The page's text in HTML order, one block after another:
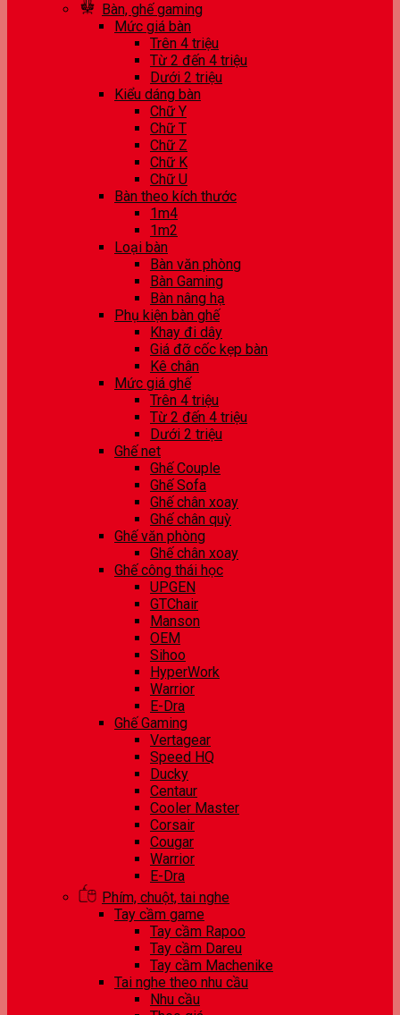
Bàn, ghế gaming
Mức giá bàn
Trên 4 triệu
Từ 2 đến 4 triệu
Dưới 2 triệu
Kiểu dáng bàn
Chữ Y
Chữ T
Chữ Z
Chữ K
Chữ U
Bàn theo kích thước
1m4
1m2
Loại bàn
Bàn văn phòng
Bàn Gaming
Bàn nâng hạ
Phụ kiện bàn ghế
Khay đi dây
Giá đỡ cốc kẹp bàn
Kê chân
Mức giá ghế
Trên 4 triệu
Từ 2 đến 4 triệu
Dưới 2 triệu
Ghế net
Ghế Couple
Ghế Sofa
Ghế chân xoay
Ghế chân quỳ
Ghế văn phòng
Ghế chân xoay
Ghế công thái học
UPGEN
GTChair
Manson
OEM
Sihoo
HyperWork
Warrior
E-Dra
Ghế Gaming
Vertagear
Speed HQ
Ducky
Centaur
Cooler Master
Corsair
Cougar
Warrior
E-Dra
Phím, chuột, tai nghe
Tay cầm game
Tay cầm Rapoo
Tay cầm Dareu
Tay cầm Machenike
Tai nghe theo nhu cầu
Nhu cầu